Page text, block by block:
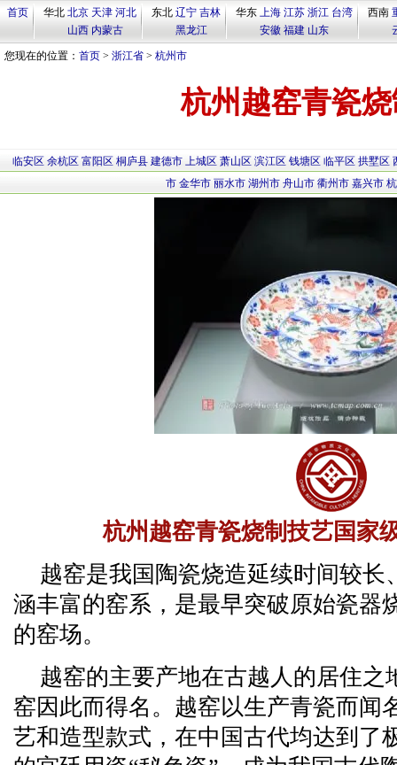
首页 华北 北京 天津 河北
山西 内蒙古
东北 辽宁 吉林
黑龙江
华东 上海 江苏 浙江 台湾
安徽 福建 山东
西南
您现在的位置： 首页 > 浙江省 > 杭州市
杭州越窑青瓷
临安区 余杭区 富阳区 桐庐县 建德市 上城区 萧山区 滨江区 钱塘区 临平区 拱墅区
市 金华市 丽水市 湖州市 舟山市 衢州市 嘉兴市
杭州越窑青瓷烧制技艺国家
越窑是我国陶瓷烧造延续时间较长
涵丰富的窑系，是最早突破原始瓷器
的窑场。
越窑的主要产地在古越人的居住之
窑因此而得名。越窑以生产青瓷而闻
艺和造型款式，在中国古代均达到了